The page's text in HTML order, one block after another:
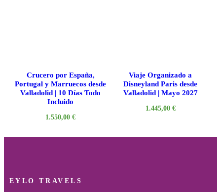
Crucero por España,
Portugal y Marruecos desde
Valladolid | 10 Días Todo
Incluido
1.550,00€
Viaje Organizado a
Disneyland Paris desde
Valladolid | Mayo 2027
1.445,00 €
EYLO TRAVELS